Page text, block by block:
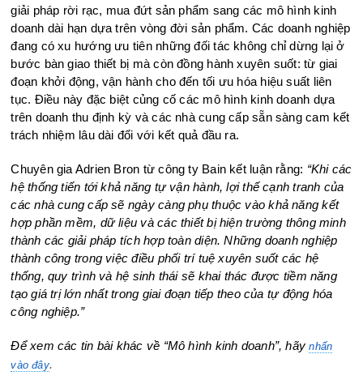
giải pháp rời rạc, mua đứt sản phẩm sang các mô hình kinh
doanh dài hạn dựa trên vòng đời sản phẩm. Các doanh nghiệp
đang có xu hướng ưu tiên những đối tác không chỉ dừng lại ở
bước bàn giao thiết bị mà còn đồng hành xuyên suốt: từ giai
đoạn khởi động, vận hành cho đến tối ưu hóa hiệu suất liên
tục. Điều này đặc biệt củng cố các mô hình kinh doanh dựa
trên doanh thu định kỳ và các nhà cung cấp sẵn sàng cam kết
trách nhiệm lâu dài đối với kết quả đầu ra.
Chuyên gia Adrien Bron từ công ty Bain kết luận rằng: “Khi các
hệ thống tiến tới khả năng tự vận hành, lợi thế cạnh tranh của
các nhà cung cấp sẽ ngày càng phụ thuộc vào khả năng kết
hợp phần mềm, dữ liệu và các thiết bị hiện trường thông minh
thành các giải pháp tích hợp toàn diện. Những doanh nghiệp
thành công trong việc điều phối trí tuệ xuyên suốt các hệ
thống, quy trình và hệ sinh thái sẽ khai thác được tiềm năng
tạo giá trị lớn nhất trong giai đoạn tiếp theo của tự động hóa
công nghiệp.”
Để xem các tin bài khác về “Mô hình kinh doanh”, hãynhấn
vào đây.